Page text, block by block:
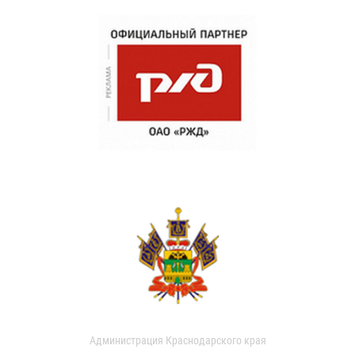
Администрация Краснодарского края